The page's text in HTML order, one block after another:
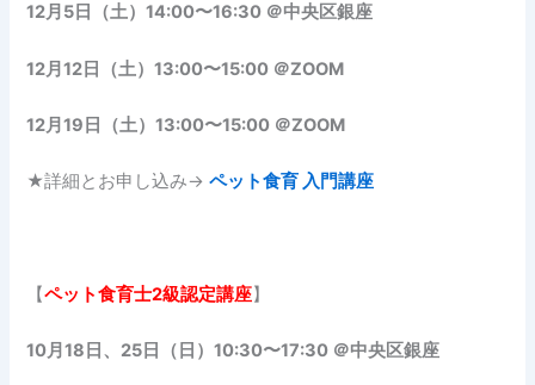
12月5日（土）14:00〜16:30 ＠中央区銀座
12月12日（土）13:00〜15:00 ＠ZOOM
12月19日（土）13:00〜15:00 ＠ZOOM
★詳細とお申し込み→ペット食育 入門講座
【ペット食育士2級認定講座】
10月18日、25日（日）10:30〜17:30 ＠中央区銀座